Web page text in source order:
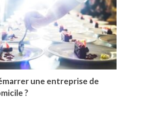
une entreprise de
?